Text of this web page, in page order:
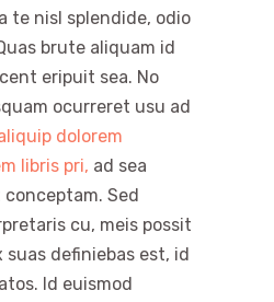
te nisl splendide, odio
brute aliquam id
eripuit sea. No
ocurreret usu ad
dolorem
libris pri, ad sea
Sed
cu, meis possit
suas definiebas est, id
Id euismod